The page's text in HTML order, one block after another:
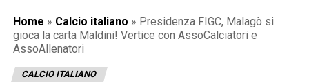
Home » Calcio italiano » Presidenza FIGC, Malagò si
gioca la carta Maldini! Vertice con AssoCalciatori e
AssoAllenatori
CALCIO ITALIANO